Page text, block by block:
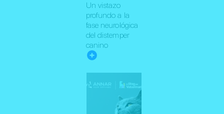
Un vistazo
profundo a la
fase neurológica
del distemper
canino